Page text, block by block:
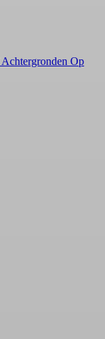
Achtergronden Op